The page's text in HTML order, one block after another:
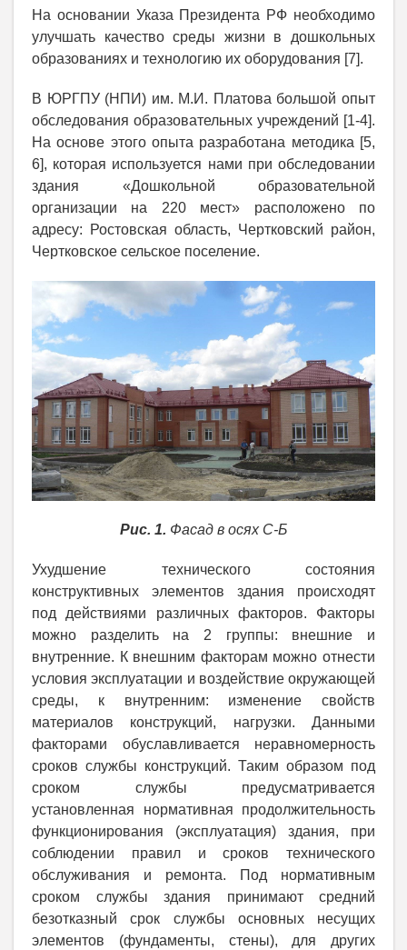
На основании Указа Президента РФ необходимо
улучшать качество среды жизни в дошкольных
образованиях и технологию их оборудования [7].
В ЮРГПУ (НПИ) им. М.И. Платова большой опыт
обследования образовательных учреждений [1-4].
На основе этого опыта разработана методика [5,
6], которая используется нами при обследовании
здания «Дошкольной образовательной
организации на 220 мест» расположено по
адресу: Ростовская область, Чертковский район,
Чертковское сельское поселение.
Рис. 1. Фасад в осях С-Б
Ухудшение технического состояния
конструктивных элементов здания происходят
под действиями различных факторов. Факторы
можно разделить на 2 группы: внешние и
внутренние. К внешним факторам можно отнести
условия эксплуатации и воздействие окружающей
среды, к внутренним: изменение свойств
материалов конструкций, нагрузки. Данными
факторами обуславливается неравномерность
сроков службы конструкций. Таким образом под
сроком службы предусматривается
установленная нормативная продолжительность
функционирования (эксплуатация) здания, при
соблюдении правил и сроков технического
обслуживания и ремонта. Под нормативным
сроком службы здания принимают средний
безотказный срок службы основных несущих
элементов (фундаменты, стены), для других